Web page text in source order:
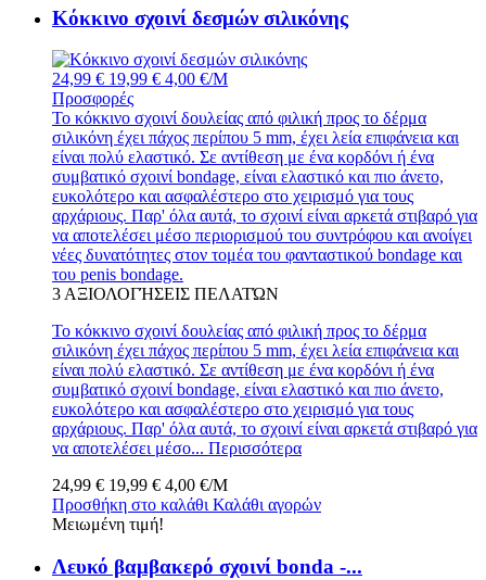
Κόκκινο σχοινί δεσμών σιλικόνης
24,99 € 19,99 € 4,00 €/M
Προσφορές
Το κόκκινο σχοινί δουλείας από φιλική προς το δέρμα
σιλικόνη έχει πάχος περίπου 5 mm, έχει λεία επιφάνεια και
είναι πολύ ελαστικό. Σε αντίθεση με ένα κορδόνι ή ένα
συμβατικό σχοινί bondage, είναι ελαστικό και πιο άνετο,
ευκολότερο και ασφαλέστερο στο χειρισμό για τους
αρχάριους. Παρ' όλα αυτά, το σχοινί είναι αρκετά στιβαρό για
να αποτελέσει μέσο περιορισμού του συντρόφου και ανοίγει
νέες δυνατότητες στον τομέα του φανταστικού bondage και
του penis bondage.
3ΑΞΙΟΛΟΓΉΣΕΙΣ ΠΕΛΑΤΏΝ
Το κόκκινο σχοινί δουλείας από φιλική προς το δέρμα
σιλικόνη έχει πάχος περίπου 5 mm, έχει λεία επιφάνεια και
είναι πολύ ελαστικό. Σε αντίθεση με ένα κορδόνι ή ένα
συμβατικό σχοινί bondage, είναι ελαστικό και πιο άνετο,
ευκολότερο και ασφαλέστερο στο χειρισμό για τους
αρχάριους. Παρ' όλα αυτά, το σχοινί είναι αρκετά στιβαρό για
να αποτελέσει μέσο... Περισσότερα
24,99 € 19,99 € 4,00 €/M
Προσθήκη στο καλάθι Καλάθι αγορών
Μειωμένη τιμή!
Λευκό βαμβακερό σχοινί bonda -...